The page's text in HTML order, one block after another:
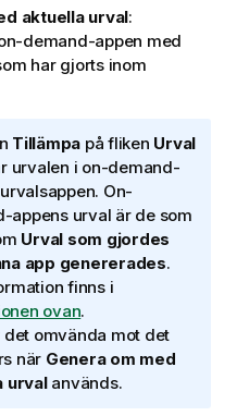
aktuella urval:
demand-appen med
har gjorts inom
Tillämpa på fliken Urval
urvalen i on-demand-
On-
appens urval är de som
Urval som gjordes
app genererades.
finns i
ovan.
det omvända mot det
när Genera om med
urvalanvänds.